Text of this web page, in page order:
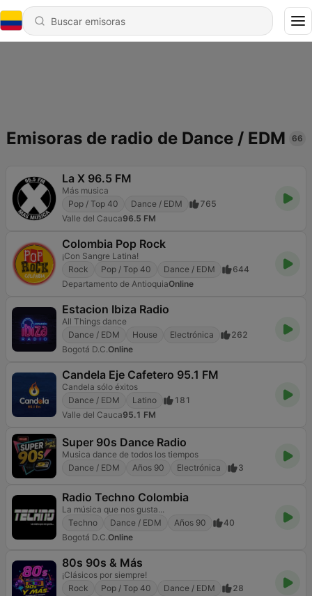
Emisoras de radio de Dance / EDM 66
La X 96.5 FM
Más musica
Pop / Top 40
Dance / EDM
765
Valle del Cauca96.5 FM
Colombia Pop Rock
¡Con Sangre Latina!
Rock
Pop / Top 40 Dance / EDM
644
Departamento de AntioquiaOnline
Estacion Ibiza Radio
All Things dance
Dance / EDM
House Electrónica
262
Bogotá D.C.Online
Candela Eje Cafetero 95.1 FM
Candela sólo éxitos
Dance / EDM
Latino
181
Valle del Cauca95.1 FM
Super 90s Dance Radio
Musica dance de todos los tiempos
Dance / EDM
Años 90 Electrónica 3
Radio Techno Colombia
La música que nos gusta...
Techno
Dance / EDM Años 90
40
Bogotá D.C.Online
80s 90s & Más
¡Clásicos por siempre!
Rock
Pop / Top 40 Dance / EDM
28